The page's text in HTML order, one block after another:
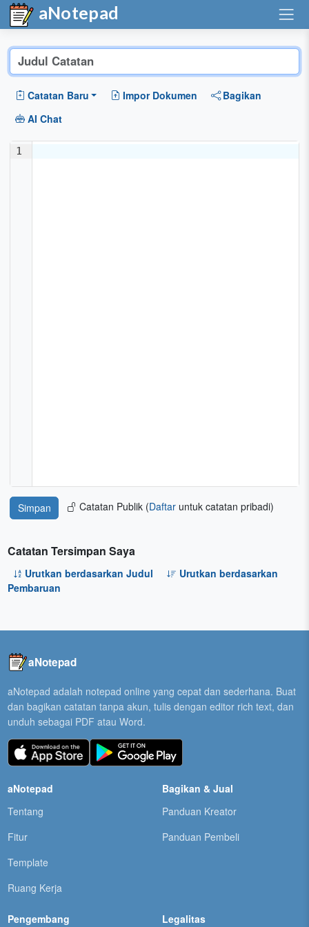
aNotepad
Catatan Baru Impor Dokumen
Bagikan
AI Chat
1
Catatan Publik (Daftaruntuk catatan pribadi)
Catatan Tersimpan Saya
Urutkan berdasarkan Judul
Urutkan berdasarkan
Pembaruan
aNotepad
aNotepad adalah notepad online yang cepat dan sederhana. Buat
dan bagikan catatan tanpa akun, tulis dengan editor rich text, dan
unduh sebagai PDF atau Word.
aNotepad
Tentang
Fitur
Template
Ruang Kerja
Bagikan & Jual
Panduan Kreator
Panduan Pembeli
Pengembang Legalitas